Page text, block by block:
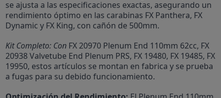
se ajusta a las especificaciones exactas, asegurando un
rendimiento óptimo en las carabinas FX Panthera, FX
Dynamic y FX King, con cañón de 500mm.
Kit Completo: Con FX 20970 Plenum End 110mm 62cc, FX
20938 Valvetube End Plenum PRS, FX 19480, FX 19485, FX
19950, estos artículos se montan en fabrica y se prueba
a fugas para su debido funcionamiento.